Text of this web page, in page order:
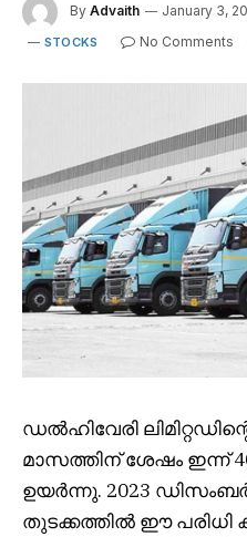
By Advaith January 3,
STOCKS No Comments
ഡൽഹിവേരി
മാസത്തിന് ശേഷം ഇന്ന്
ഉയർന്നു. 2023
തുടക്കത്തിൽ ഈ പരിധി